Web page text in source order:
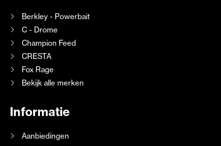
Berkley - Powerbait
C - Drome
Champion Feed
CRESTA
Fox Rage
Bekijk alle merken
Informatie
Aanbiedingen